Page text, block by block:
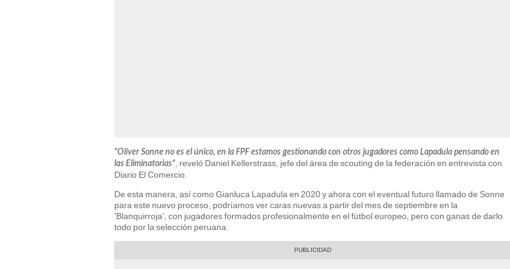
"Oliver Sonne no es el único, en la FPF estamos gestionando con otros jugadores como Lapadula pensando en
las Eliminatorias" , reveló Daniel Kellerstrass, jefe del área de scouting de la federación en entrevista con
Diario El Comercio.
De esta manera, así como Gianluca Lapadula en 2020 y ahora con el eventual futuro llamado de Sonne
para este nuevo proceso, podríamos ver caras nuevas a partir del mes de septiembre en la
'Blanquirroja', con jugadores formados profesionalmente en el fútbol europeo, pero con ganas de darlo
todo por la selección peruana.